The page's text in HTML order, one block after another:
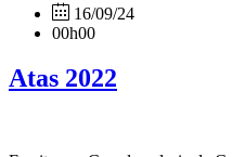
16/09/24
00h00
Atas 2022